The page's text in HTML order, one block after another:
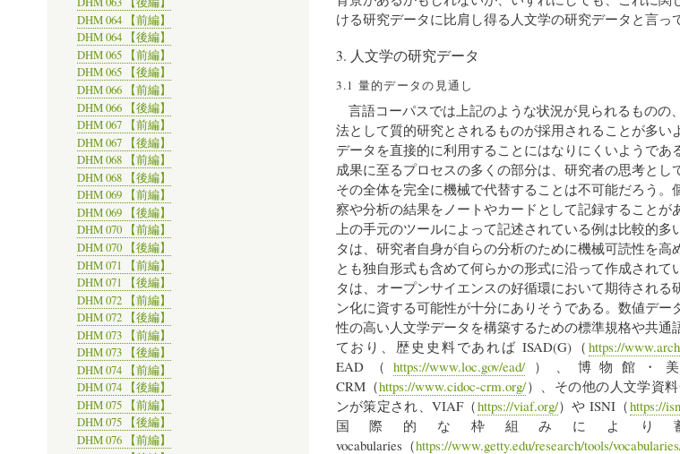
ける研究データに比肩し得る人文学の研究データと言っ
3. 人文学の研究データ
3.1 量的データの見通し
言語コーパスでは上記のような状況が見られるものの
法として質的研究とされるものが採用されることが多い
データを直接的に利用することにはなりにくいようであ
成果に至るプロセスの多くの部分は、研究者の思考とし
その全体を完全に機械で代替することは不可能だろう。
察や分析の結果をノートやカードとして記録することが
上の手元のツールによって記述されている例は比較的多
タは、研究者自身が自らの分析のために機械可読性を高
とも独自形式も含めて何らかの形式に沿って作成されて
タは、オープンサイエンスの好循環において期待され
ン化に資する可能性が十分にありそうである。数値デ
性の高い人文学データを構築するための標準規格や共通
ており、歴史史料であれば ISAD(G)（ https://
EAD（https://www.loc.gov/ead/）、博物館・美
CRM（https://www.cidoc-crm.org/）、その他の人文学資
ンが策定され、VIAF（https://viaf.org/）や ISNI（https://
国際的な枠組みにより
vocabularies（https://www.getty.edu/research/tools/
DHM 064 【前編】
DHM 064 【後編】
DHM 065 【前編】
DHM 065 【後編】
DHM 066 【前編】
DHM 066 【後編】
DHM 067 【前編】
DHM 067 【後編】
DHM 068 【前編】
DHM 068 【後編】
DHM 069 【前編】
DHM 069 【後編】
DHM 070 【前編】
DHM 070 【後編】
DHM 071 【前編】
DHM 071 【後編】
DHM 072 【前編】
DHM 072 【後編】
DHM 073 【前編】
DHM 073 【後編】
DHM 074 【前編】
DHM 074 【後編】
DHM 075 【前編】
DHM 075 【後編】
DHM 076 【前編】